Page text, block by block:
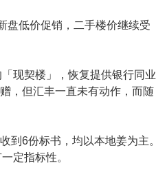
盘低价促销，二手楼价继续受
现契楼」，恢复提供银行同业
，但汇丰一直未有动作，而随
到6份标书，均以本地姜为主。
定指标性。